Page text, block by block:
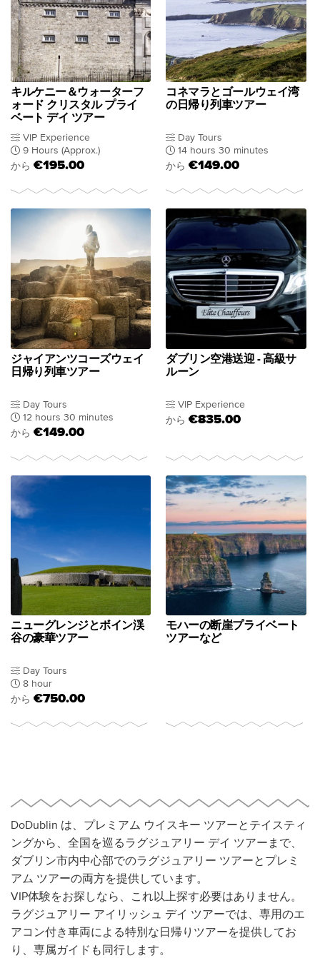
キルケニー＆ウォーターフ
ォード クリスタル プライ
ベート デイ ツアー
VIP Experience
9 Hours (Approx.)
から €195.00
コネマラとゴールウェイ湾
の日帰り列車ツアー
Day Tours
14 hours 30 minutes
から €149.00
ジャイアンツコーズウェイ
日帰り列車ツアー
Day Tours
12 hours 30 minutes
から €149.00
ダブリン空港送迎 - 高級サ
ルーン
VIP Experience
から €835.00
ニューグレンジとボイン渓
谷の豪華ツアー
Day Tours
8 hour
から €750.00
モハーの断崖プライベート
ツアーなど
DoDublin は、プレミアム ウイスキー ツアーとテイスティ
ングから、全国を巡るラグジュアリー デイ ツアーまで、
ダブリン市内中心部でのラグジュアリー ツアーとプレミ
アム ツアーの両方を提供しています。
VIP体験をお探しなら、これ以上探す必要はありません。
ラグジュアリー アイリッシュ デイ ツアーでは、専用のエ
アコン付き車両による特別な日帰りツアーを提供してお
り、専属ガイドも同行します。